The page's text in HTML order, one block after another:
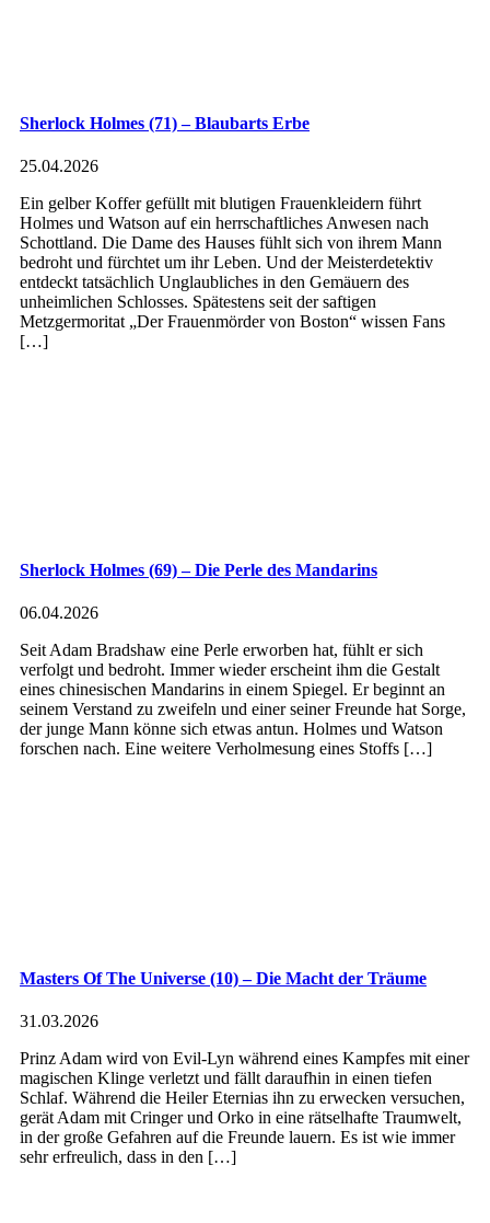
Sherlock Holmes (71) – Blaubarts Erbe
25.04.2026
Ein gelber Koffer gefüllt mit blutigen Frauenkleidern führt
Holmes und Watson auf ein herrschaftliches Anwesen nach
Schottland. Die Dame des Hauses fühlt sich von ihrem Mann
bedroht und fürchtet um ihr Leben. Und der Meisterdetektiv
entdeckt tatsächlich Unglaubliches in den Gemäuern des
unheimlichen Schlosses. Spätestens seit der saftigen
Metzgermoritat „Der Frauenmörder von Boston“ wissen Fans
[…]
Sherlock Holmes (69) – Die Perle des Mandarins
06.04.2026
Seit Adam Bradshaw eine Perle erworben hat, fühlt er sich
verfolgt und bedroht. Immer wieder erscheint ihm die Gestalt
eines chinesischen Mandarins in einem Spiegel. Er beginnt an
seinem Verstand zu zweifeln und einer seiner Freunde hat Sorge,
der junge Mann könne sich etwas antun. Holmes und Watson
forschen nach. Eine weitere Verholmesung eines Stoffs […]
Masters Of The Universe (10) – Die Macht der Träume
31.03.2026
Prinz Adam wird von Evil-Lyn während eines Kampfes mit einer
magischen Klinge verletzt und fällt daraufhin in einen tiefen
Schlaf. Während die Heiler Eternias ihn zu erwecken versuchen,
gerät Adam mit Cringer und Orko in eine rätselhafte Traumwelt,
in der große Gefahren auf die Freunde lauern. Es ist wie immer
sehr erfreulich, dass in den […]